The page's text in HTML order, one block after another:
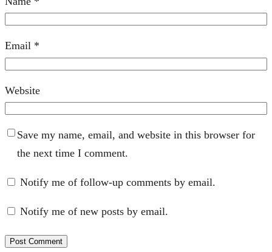
Email *
Website
Save my name, email, and website in this browser for
the next time I comment.
Notify me of follow-up comments by email.
Notify me of new posts by email.